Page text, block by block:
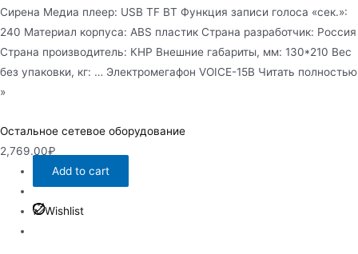
Сирена Медиа плеер: USB TF BT Функция записи голоса «сек.»:
240 Материал корпуса: ABS пластик Страна разработчик: Россия
Страна производитель: КНР Внешние габариты, мм: 130*210 Вес
без упаковки, кг: … Электромегафон VOICE-15B Читать полностью
»
Остальное сетевое оборудование
2,769.00₽
Add to cart
Wishlist